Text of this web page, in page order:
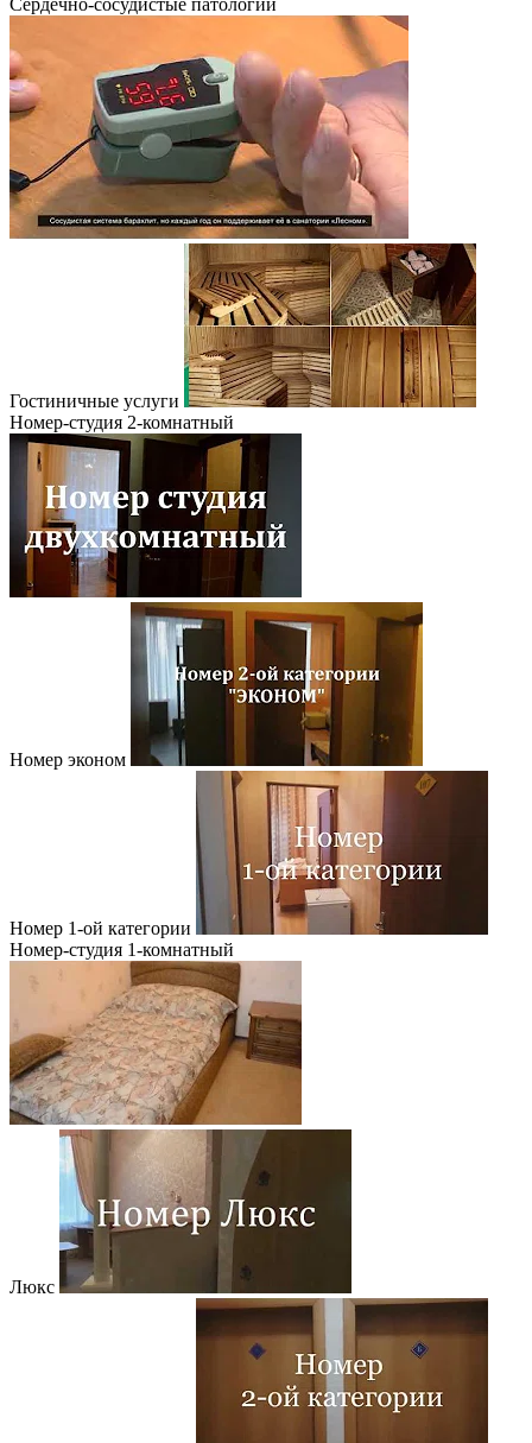
Гостиничные услуги
Номер-студия 2-комнатный
Номер эконом
Номер 1-ой категории
Номер-студия 1-комнатный
Люкс